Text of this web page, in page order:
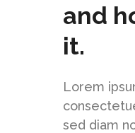
and
it.
Lorem
sed diam